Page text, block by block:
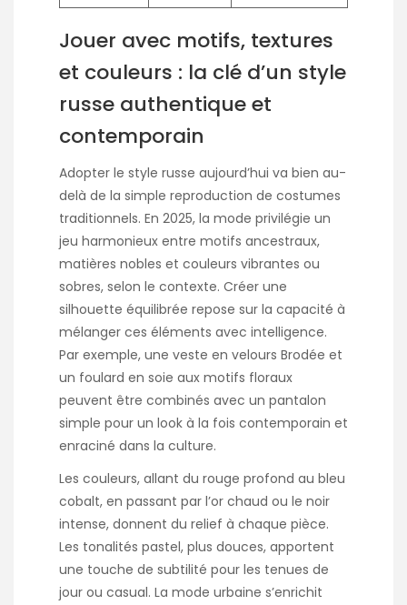
Jouer avec motifs, textures
et couleurs : la clé d’un style
russe authentique et
contemporain
Adopter le style russe aujourd’hui va bien au-
delà de la simple reproduction de costumes
traditionnels. En 2025, la mode privilégie un
jeu harmonieux entre motifs ancestraux,
matières nobles et couleurs vibrantes ou
sobres, selon le contexte. Créer une
silhouette équilibrée repose sur la capacité à
mélanger ces éléments avec intelligence.
Par exemple, une veste en velours Brodée et
un foulard en soie aux motifs floraux
peuvent être combinés avec un pantalon
simple pour un look à la fois contemporain et
enraciné dans la culture.
Les couleurs, allant du rouge profond au bleu
cobalt, en passant par l’or chaud ou le noir
intense, donnent du relief à chaque pièce.
Les tonalités pastel, plus douces, apportent
une touche de subtilité pour les tenues de
jour ou casual. La mode urbaine s’enrichit